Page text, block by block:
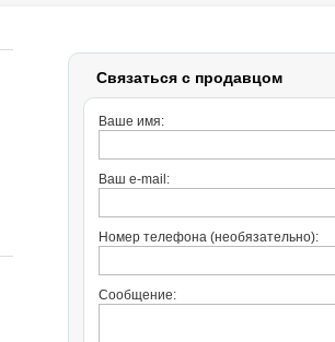
Связаться с продавцом
Ваше имя:
Ваш e-mail:
Номер телефона (необязательно):
Сообщение: